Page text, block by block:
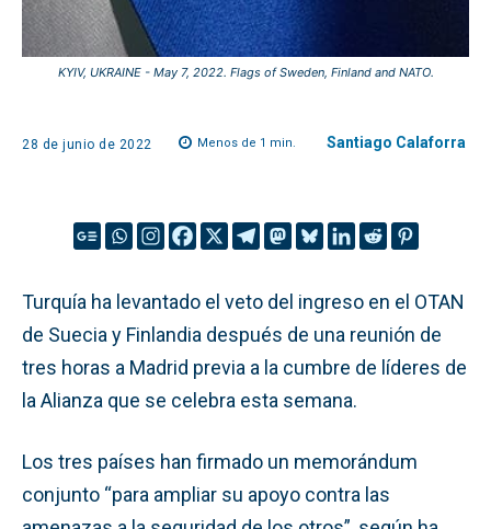
KYIV, UKRAINE - May 7, 2022. Flags of Sweden, Finland and NATO.
28 de junio de 2022 Menos de 1 min. Santiago Calaforra
Turquía ha levantado el veto del ingreso en el OTAN
de Suecia y Finlandia después de una reunión de
tres horas a Madrid previa a la cumbre de líderes de
la Alianza que se celebra esta semana.
Los tres países han firmado un memorándum
conjunto “para ampliar su apoyo contra las